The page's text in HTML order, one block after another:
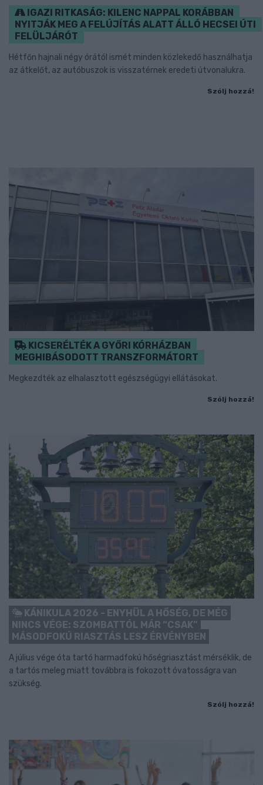
IGAZI RITKASÁG: KILENC NAPPAL KORÁBBAN
NYITJÁK MEG A FELÚJÍTÁS ALATT ÁLLÓ HECSEI ÚTI
FELÜLJÁRÓT
Hétfőn hajnali négy órától ismét minden közlekedő használhatja
az átkelőt, az autóbuszok is visszatérnek eredeti útvonalukra.
Szólj hozzá!
KICSERÉLTÉK A GYŐRI KÓRHÁZBAN
MEGHIBÁSODOTT TRANSZFORMÁTORT
Megkezdték az elhalasztott egészségügyi ellátásokat.
Szólj hozzá!
KÁNIKULA 2026 - ENYHÜL A HŐSÉG, DE MÉG
NINCS VÉGE: SZOMBATTÓL MÁR “CSAK”
MÁSODFOKÚ RIASZTÁS LESZ ÉRVÉNYBEN
A július vége óta tartó harmadfokú hőségriasztást mérséklik, de
a tartós meleg miatt továbbra is fokozott óvatosságra van
szükség.
Szólj hozzá!